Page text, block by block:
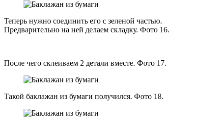
Теперь нужно соединить его с зеленой частью.
Предварительно на ней делаем складку. Фото 16.
После чего склеиваем 2 детали вместе. Фото 17.
Такой баклажан из бумаги получился. Фото 18.